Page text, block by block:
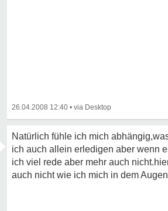
26.04.2008 12:40 •
Natürlich fühle ich mich
ich auch allein erledigen aber wenn
ich viel rede aber mehr auch
auch nicht wie ich mich in dem